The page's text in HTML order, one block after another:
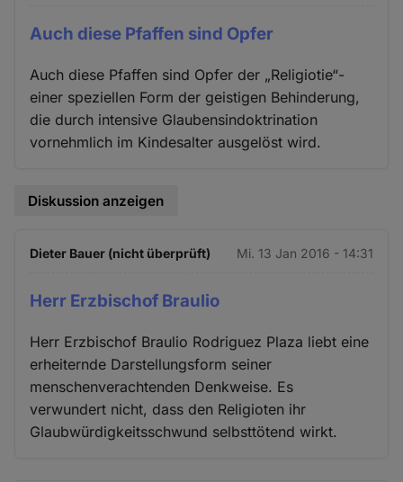
Auch diese Pfaffen sind Opfer
Auch diese Pfaffen sind Opfer der „Religiotie“-
einer speziellen Form der geistigen Behinderung,
die durch intensive Glaubensindoktrination
vornehmlich im Kindesalter ausgelöst wird.
Diskussion anzeigen
Dieter Bauer (nicht überprüft) Mi. 13 Jan 2016 - 14:31
Herr Erzbischof Braulio
Herr Erzbischof Braulio Rodriguez Plaza liebt eine
erheiternde Darstellungsform seiner
menschenverachtenden Denkweise. Es
verwundert nicht, dass den Religioten ihr
Glaubwürdigkeitsschwund selbsttötend wirkt.